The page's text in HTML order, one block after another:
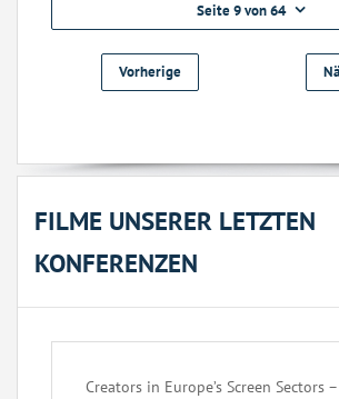
Seite 9 von 64
Vorherige
FILME UNSERER LETZTEN
KONFERENZEN
Creators in Europe’s Screen Sectors